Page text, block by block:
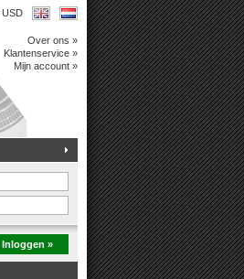
USD
Over ons »
Klantenservice »
Mijn account »
Inloggen »